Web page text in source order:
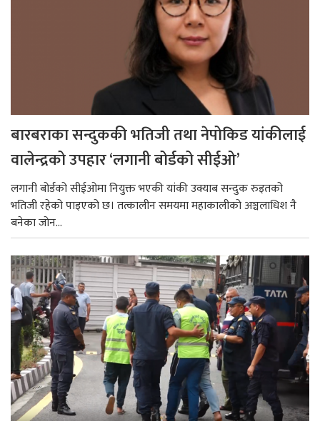
बारबराका सन्दुककी भतिजी तथा नेपोकिड यांकीलाई
वालेन्द्रको उपहार ‘लगानी बोर्डको सीईओ’
लगानी बोर्डको सीईओमा नियुक्त भएकी यांकी उक्याब सन्दुक रुइतको
भतिजी रहेको पाइएको छ। तत्कालीन समयमा महाकालीको अञ्चलाधिश नै
बनेका जोन...